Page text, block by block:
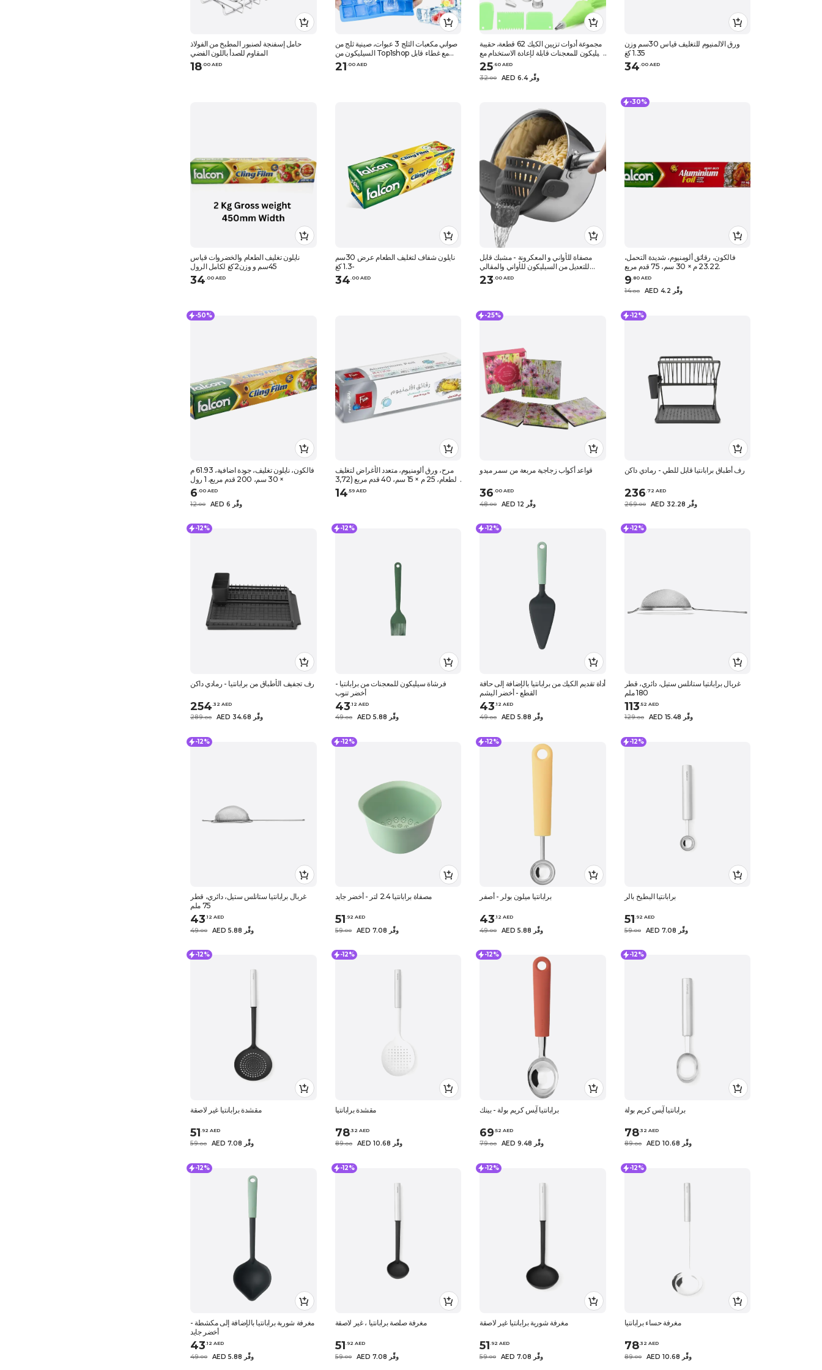
حامل إسفنجة لصنبور المطبخ من الفولاذ
المقاوم للصدأ باللون الفضي
18.00 AED
صواني مكعبات الثلج 3 عبوات، صينية ثلج من
السيليكون من Top1shop مع غطاء قابل
للإزالة قوالب مكعبات ثلج مرنة سهلة الفك
21.00 AED
مجموعة أدوات تزيين الكيك 62 قطعة، حقيبة
سيليكون للمعجنات قابلة لإعادة الاستخدام مع
25.60 AED
32.00 AED 6.4 وفِّر
ورق الالمنيوم للتغليف قياس 30سم وزن
1.35 كغ
34.00 AED
نايلون تغليف الطعام والخضروات قياس
45سم و وزن2كغ لكامل الرول
34 00 AED
نايلون شفاف لتغليف الطعام عرض 30سم
-1.3 كغ
34 00 AED
مصفاة للأواني و المعكرونة - مشبك قابل
للتعديل من السيليكون للأواني والمقالي
والصحون - رمادي
23 00 AED
-30%
فالكون، رقائق ألومنيوم، شديدة التحمل،
23.22 م × 30 سم، 75 قدم مربع.
9 80 AED
14.00 AED 4.2 وفِّر
-50%
فالكون، نايلون تغليف، جودة اضافية، 61.93 م
× 30 سم، 200 قدم مربع، 1 رول
6.00 AED
12.00 AED 6 وفِّر
مرح، ورق ألومنيوم، متعدد الأغراض لتغليف
الطعام، 25 م × 15 سم، 40 قدم مربع (3,72
م2)
14.59 AED
-25%
قواعد أكواب زجاجية مربعة من سمر ميدو
36.00 AED
48.00 AED 12 وفِّر
-12%
رف أطباق برابانتيا قابل للطي - رمادي داكن
236.72 AED
269.00 AED 32.28 وفِّر
-12%
رف تجفيف الأطباق من برابانتيا - رمادي داكن
254 32 AED
289.00 AED 34.68 وفِّر
-12%
فرشاة سيليكون للمعجنات من برابانتيا -
أخضر تنوب
43 .12 AED
49.00 AED 5.88 وفِّر
-12%
أداة تقديم الكيك من برابانتيا بالإضافة إلى حافة
القطع - أخضر اليشم
43 .12 AED
49.00 AED 5.88 وفِّر
-12%
غربال برابانتيا ستانلس ستيل، دائري، قطر
180 ملم
113 52 AED
129.00 AED 15.48 وفِّر
-12%
غربال برابانتيا ستانلس ستيل، دائري، قطر
75 ملم
43.12 AED
49.00 AED 5.88 وفِّر
-12%
مصفاة برابانتيا 2.4 لتر - أخضر جايد
51.92 AED
59.00 AED 7.08 وفِّر
-12%
برابانتيا ميلون بولر - أصفر
43.12 AED
49.00 AED 5.88 وفِّر
-12%
برابانتيا البطيخ بالر
51.92 AED
59.00 AED 7.08 وفِّر
-12%
مقشدة برابانتيا غير لاصقة
51 92 AED
59.00 AED 7.08 وفِّر
-12%
مقشدة برابانتيا
78 32 AED
89.00 AED 10.68 وفِّر
-12%
برابانتيا آيس كريم بولة - بينك
69 52 AED
79.00 AED 9.48 وفِّر
-12%
برابانتيا آيس كريم بولة
78 32 AED
89.00 AED 10.68 وفِّر
-12%
مغرفة شوربة برابانتيا بالإضافة إلى مكشطة -
أخضر جايد
43.12 AED
49.00 AED 5.88 وفِّر
-12%
مغرفة صلصة برابانتيا ، غير لاصقة
51.92 AED
59.00 AED 7.08 وفِّر
-12%
مغرفة شوربة برابانتيا غير لاصقة
51.92 AED
59.00 AED 7.08 وفِّر
-12%
مغرفة حساء برابانتيا
78.32 AED
89.00 AED 10.68 وفِّر